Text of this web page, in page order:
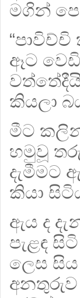
මගින්
ඈට
කියලා
මීට
හමුවූ
දැමීමට
කියා
ඇය ද
පැළඳ
ලෙස සිය
අනතුරුව